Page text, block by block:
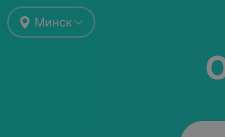
Минск